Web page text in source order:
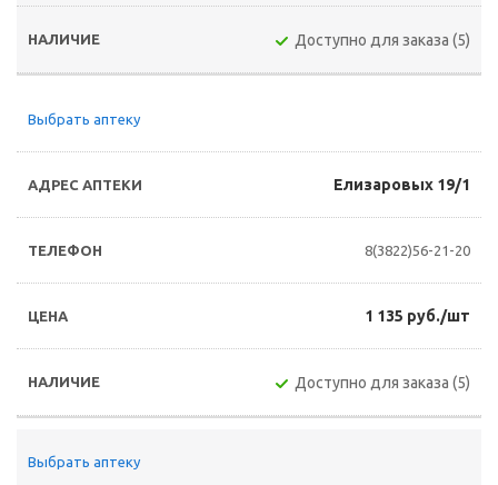
Доступно для заказа (5)
Выбрать аптеку
Елизаровых 19/1
8(3822)56-21-20
1 135 руб./шт
Доступно для заказа (5)
Выбрать аптеку